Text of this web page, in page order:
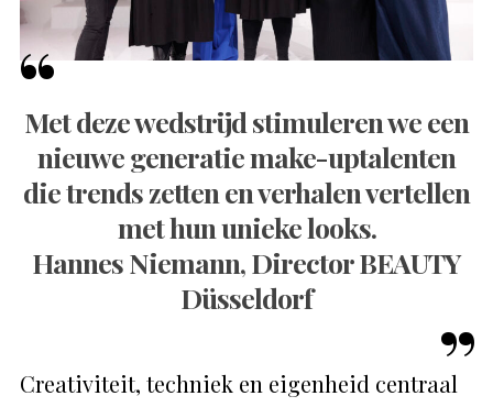
Met deze wedstrijd stimuleren we een
nieuwe generatie make-uptalenten
die trends zetten en verhalen vertellen
met hun unieke looks.
Hannes Niemann, Director BEAUTY
Düsseldorf
Creativiteit, techniek en eigenheid centraal